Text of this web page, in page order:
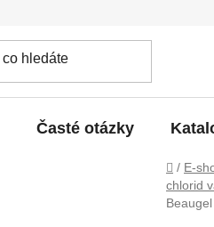
Časté otázky
Domů
/ E-
chlorid